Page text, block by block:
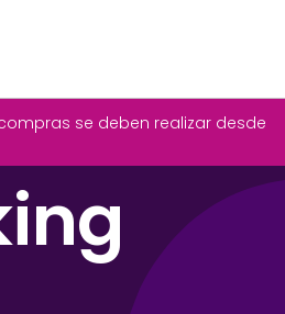
se deben realizar desde